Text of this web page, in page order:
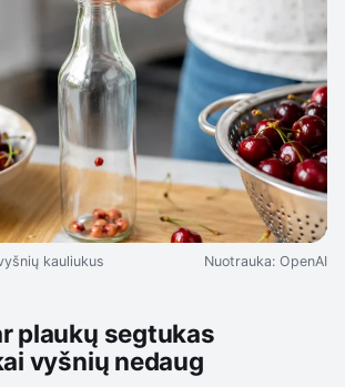
kauliukus Nuotrauka: OpenAI
plaukų segtukas
vyšnių nedaug